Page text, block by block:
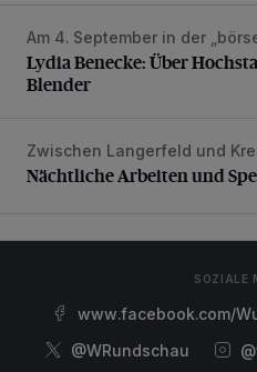
Lydia Benecke: Über
Am 4. September in der
Lydia Benecke: Über
Blender
Nächtliche Arbeiten und
Zwischen Langerfeld und
Nächtliche Arbeiten und
SOZIALE
www.facebook.com/
@WRundschau